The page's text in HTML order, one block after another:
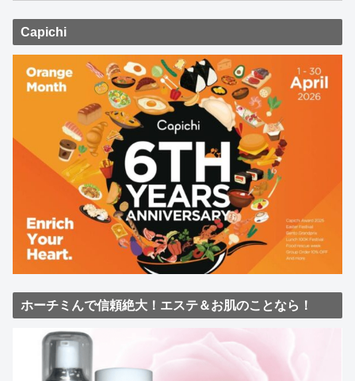
Capichi
ホーチミんで信頼絶大！エステ＆お肌のことなら！